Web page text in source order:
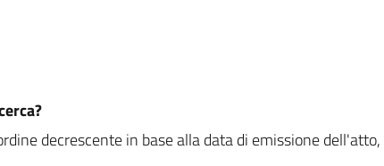
decrescente in base alla data di emissione